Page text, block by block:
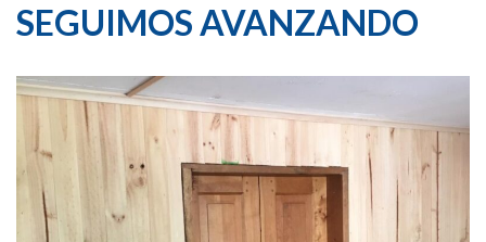
SEGUIMOS AVANZANDO